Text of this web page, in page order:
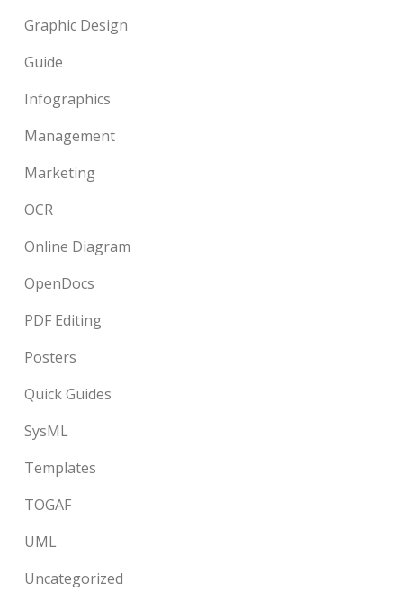
Graphic Design
Guide
Infographics
Management
Marketing
OCR
Online Diagram
OpenDocs
PDF Editing
Posters
Quick Guides
SysML
Templates
TOGAF
UML
Uncategorized